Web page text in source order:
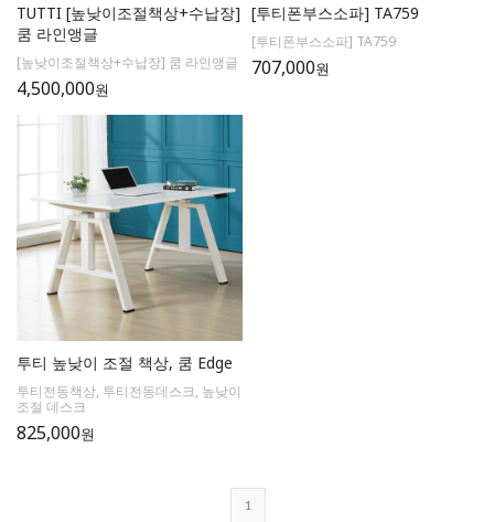
TUTTI [높낮이조절책상+수납장]
쿰 라인앵글
[높낮이조절책상+수납장] 쿰 라인앵글
4,500,000원
[투티폰부스소파] TA759
[투티폰부스소파] TA759
707,000원
투티 높낮이 조절 책상, 쿰 Edge
투티전동책상, 투티전동데스크, 높낮이
조절 데스크
825,000원
1